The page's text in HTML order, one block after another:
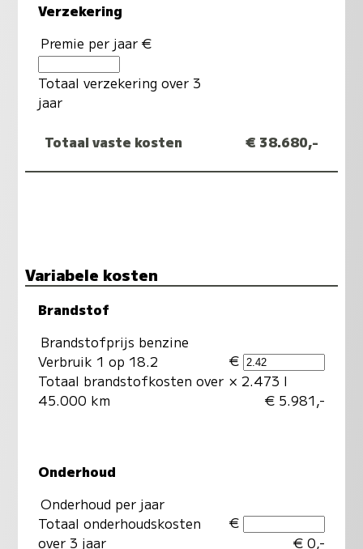
Verzekering
Premie per jaar €
Totaal verzekering over 3
jaar
Totaal vaste kosten € 38.680,-
Variabele kosten
Brandstof
Brandstofprijs benzine
Verbruik 1 op 18.2
Totaal brandstofkosten over
45.000 km
€
× 2.473 l
€ 5.981,-
Onderhoud
Onderhoud per jaar
Totaal onderhoudskosten
over 3 jaar
€
€ 0,-